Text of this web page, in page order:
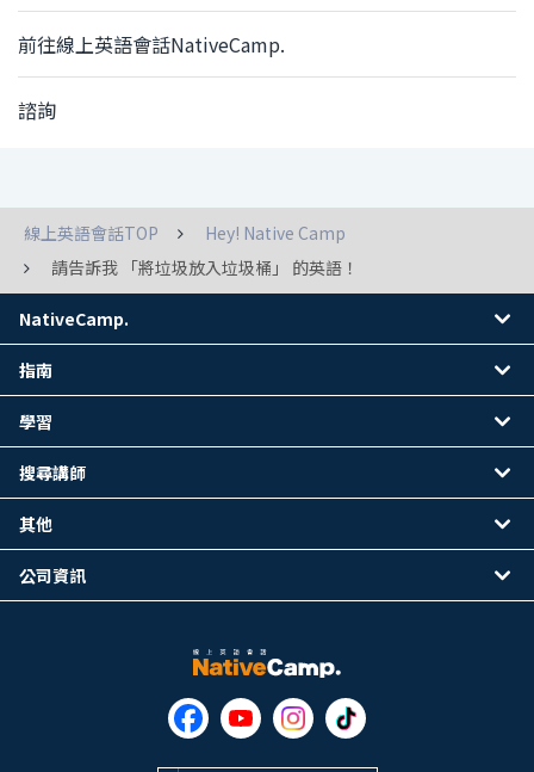
前往線上英語會話NativeCamp.
諮詢
線上英語會話TOP
Hey! Native Camp
請告訴我 「將垃圾放入垃圾桶」 的英語！
NativeCamp.
指南
學習
搜尋講師
其他
公司資訊